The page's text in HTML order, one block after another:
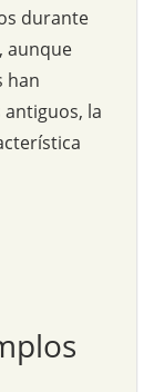
durante
aunque
han
la